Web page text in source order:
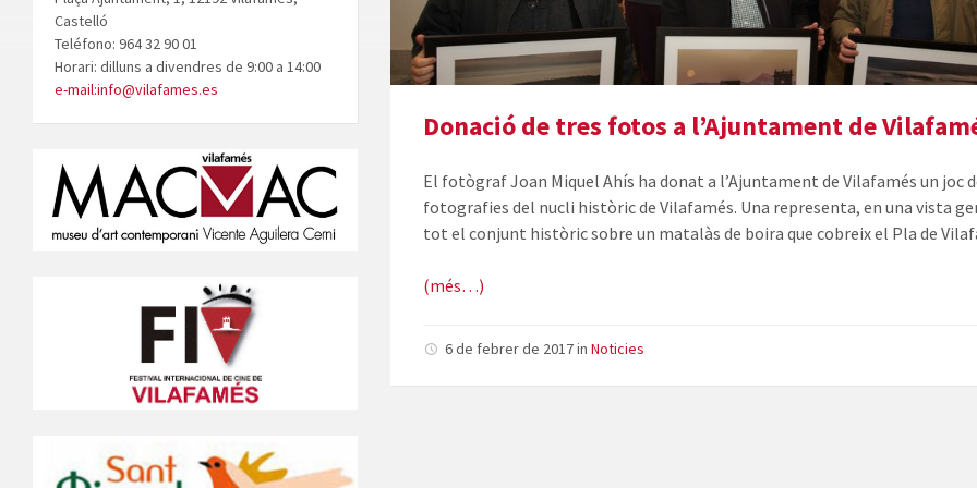
Donació de tres fotos a l’Ajuntament de
El fotògraf Joan Miquel Ahís ha donat a l’Ajuntament de Vilafamés un joc
fotografies del nucli històric de Vilafamés. Una representa, en una vista
tot el conjunt històric sobre un matalàs de boira que cobreix el Pla de
(més…)
6 de febrer de 2017inNoticies
Castelló
Teléfono: 964 32 90 01
Horari: dilluns a divendres de 9:00 a 14:00
e-mail:info@vilafames.es